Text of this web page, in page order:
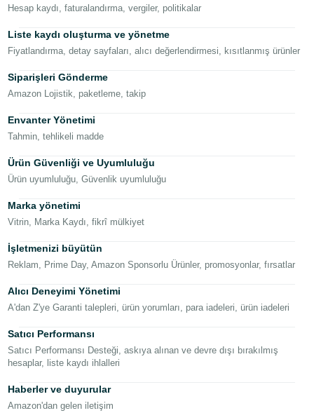
- GB
Deutsch
- DE
Türk
- TR
Giriş
Hesap
Hesap kaydı, faturalandırma, vergiler, politikalar
Liste kaydı oluşturma ve yönetme
Fiyatlandırma, detay sayfaları, alıcı değerlendirmesi, kısıtlanmış ürünler
Siparişleri Gönderme
Amazon Lojistik, paketleme, takip
Envanter Yönetimi
Tahmin, tehlikeli madde
Ürün Güvenliği ve Uyumluluğu
Ürün uyumluluğu, Güvenlik uyumluluğu
Marka yönetimi
Vitrin, Marka Kaydı, fikrî mülkiyet
İşletmenizi büyütün
Reklam, Prime Day, Amazon Sponsorlu Ürünler, promosyonlar, fırsatlar
Alıcı Deneyimi Yönetimi
A'dan Z'ye Garanti talepleri, ürün yorumları, para iadeleri, ürün iadeleri
Satıcı Performansı
Satıcı Performansı Desteği, askıya alınan ve devre dışı bırakılmış
hesaplar, liste kaydı ihlalleri
Haberler ve duyurular
Amazon'dan gelen iletişim